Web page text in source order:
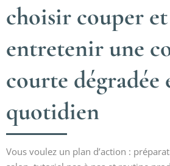
choisir couper et
entretenir une
courte dégradée
quotidien
Vous voulez un plan d’action :